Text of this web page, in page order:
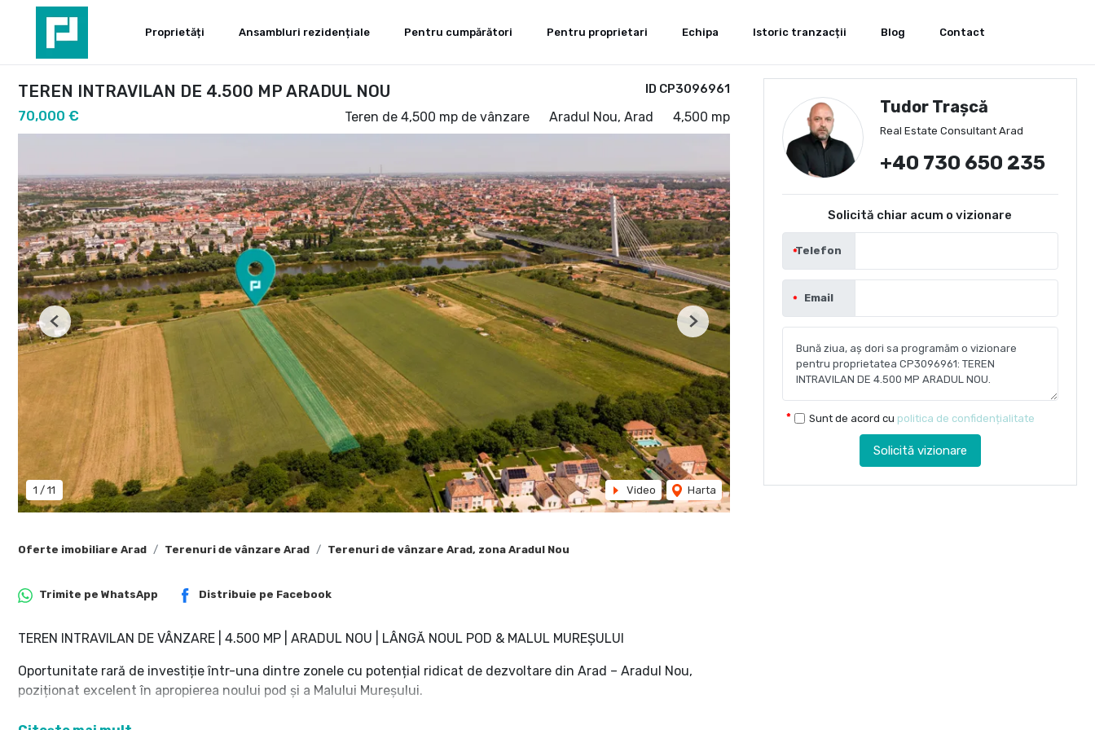
Proprietăți Ansambluri rezidențiale Pentru cumpărători Pentru proprietari Echipa Istoric tranzacții Blog Contact
ID CP3096961
TEREN INTRAVILAN DE 4.500 MP ARADUL NOU
70,000 € Teren de 4,500 mp de vânzare Aradul Nou, Arad 4,500 mp
1 / 11 Video Harta
Previous Next
Oferte imobiliare Arad Terenuri de vânzare Arad Terenuri de vânzare Arad, zona Aradul Nou
Trimite pe WhatsApp Distribuie pe Facebook
TEREN INTRAVILAN DE VÂNZARE | 4.500 MP | ARADUL NOU | LÂNGĂ NOUL POD & MALUL MUREȘULUI
Oportunitate rară de investiție într-una dintre zonele cu potențial ridicat de dezvoltare din Arad – Aradul Nou,
poziționat excelent în apropierea noului pod și a Malului Mureșului.
Caracteristici teren:
Tudor Trașcă
Real Estate Consultant Arad
+40 730 650 235
Solicită chiar acum o vizionare
Telefon
Email
Sunt de acord cu politica de confidențialitate
Solicită vizionare